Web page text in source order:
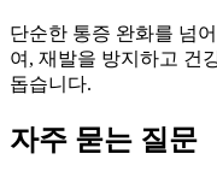
단순한 통증 완화를 넘
여, 재발을 방지하고 건
돕습니다.
자주 묻는 질문